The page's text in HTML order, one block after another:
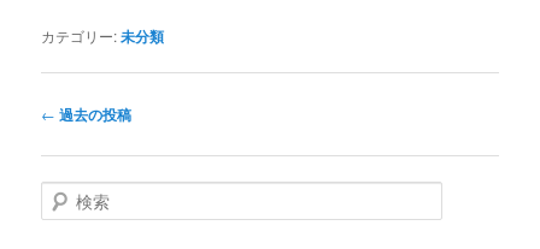
カテゴリー:未分類
投
ナ
ビ
ゲ
← 過去の投稿
検
索